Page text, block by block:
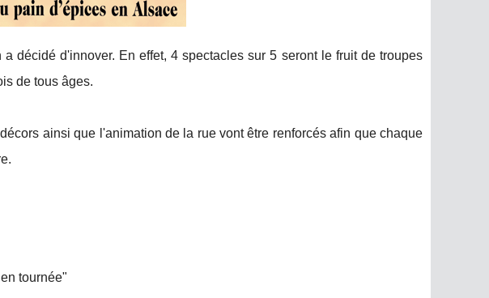
décidé d'innover. En effet, 4 spectacles sur 5 seront le fruit de troupes
de tous âges.
ainsi que l'animation de la rue vont être renforcés afin que chaque
tournée"